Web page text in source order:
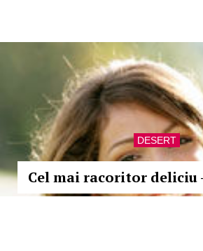
DESERT
Cel mai racoritor deliciu